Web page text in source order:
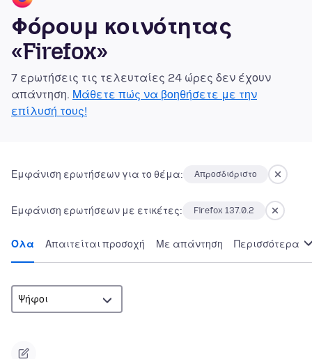
Φόρουμ κοινότητας
«Firefox»
7 ερωτήσεις τις τελευταίες 24 ώρες δεν έχουν
απάντηση. Μάθετε πώς να βοηθήσετε με την
επίλυσή τους!
Εμφάνιση ερωτήσεων για το θέμα: Απροσδιόριστο
Εμφάνιση ερωτήσεων με ετικέτες: Firefox 137.0.2
Όλα Απαιτείται προσοχή Με απάντηση Περισσότερα